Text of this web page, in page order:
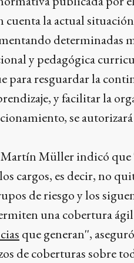
cuenta la actual
determinadas
y pedagógica
para resguardar la
y facilitar la
se
Müller indicó que
cargos, es decir, no
de riesgo y los
una cobertura
que generan'',
de coberturas sobre